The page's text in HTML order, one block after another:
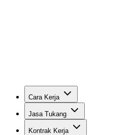
Cara Kerja
Jasa Tukang
Kontrak Kerja